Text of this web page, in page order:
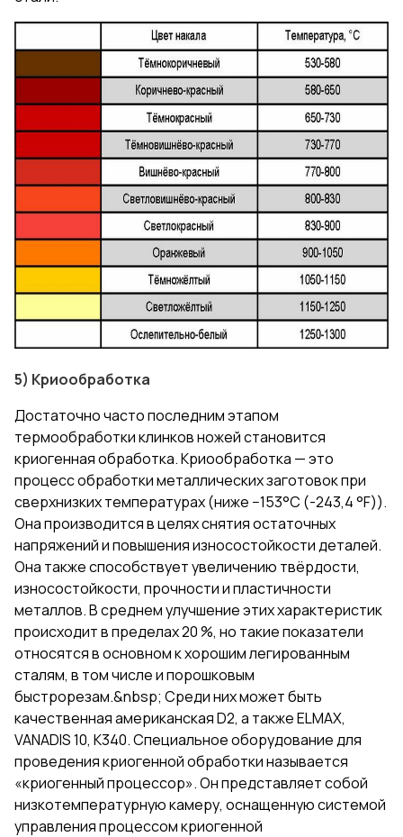
5) Криообработка
Достаточно часто последним этапом
термообработки клинков ножей становится
криогенная обработка. Криообработка — это
процесс обработки металлических заготовок при
сверхнизких температурах (ниже −153°С (-243,4 °F)).
Она производится в целях снятия остаточных
напряжений и повышения износостойкости деталей.
Она также способствует увеличению твёрдости,
износостойкости, прочности и пластичности
металлов. В среднем улучшение этих характеристик
происходит в пределах 20 %, но такие показатели
относятся в основном к хорошим легированным
сталям, в том числе и порошковым
быстрорезам.&nbsp; Среди них может быть
качественная американская D2, а также ELMAX,
VANADIS 10, K340. Специальное оборудование для
проведения криогенной обработки называется
«криогенный процессор». Он представляет собой
низкотемпературную камеру, оснащенную системой
управления процессом криогенной